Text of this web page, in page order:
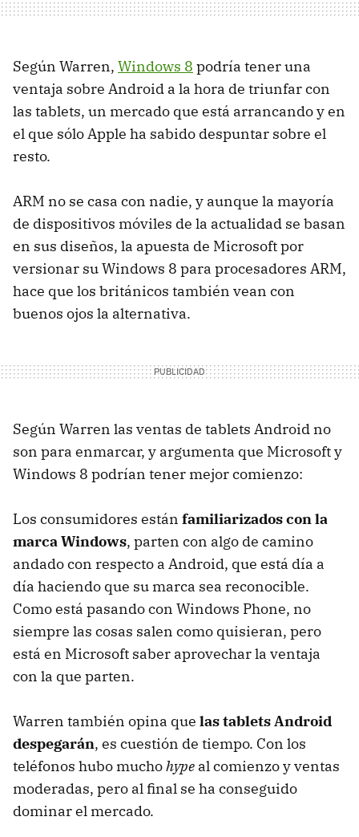
Según Warren, Windows 8 podría tener una
ventaja sobre Android a la hora de triunfar con
las tablets, un mercado que está arrancando y en
el que sólo Apple ha sabido despuntar sobre el
resto.
ARM no se casa con nadie, y aunque la mayoría
de dispositivos móviles de la actualidad se basan
en sus diseños, la apuesta de Microsoft por
versionar su Windows 8 para procesadores ARM,
hace que los británicos también vean con
buenos ojos la alternativa.
Según Warren las ventas de tablets Android no
son para enmarcar, y argumenta que Microsoft y
Windows 8 podrían tener mejor comienzo:
Los consumidores están familiarizados con la
marca Windows, parten con algo de camino
andado con respecto a Android, que está día a
día haciendo que su marca sea reconocible.
Como está pasando con Windows Phone, no
siempre las cosas salen como quisieran, pero
está en Microsoft saber aprovechar la ventaja
con la que parten.
Warren también opina que las tablets Android
despegarán, es cuestión de tiempo. Con los
teléfonos hubo muchohype al comienzo y ventas
moderadas, pero al final se ha conseguido
dominar el mercado.